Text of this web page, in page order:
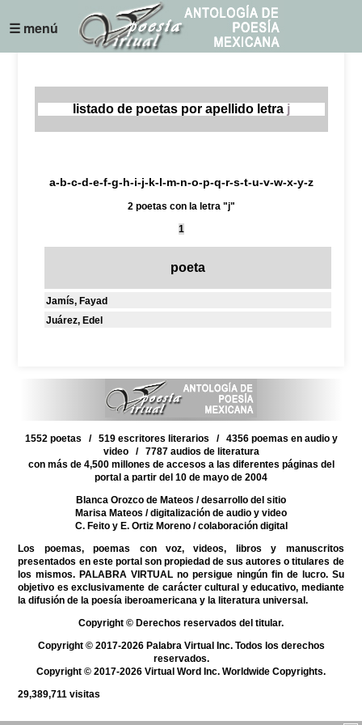
☰ menú
listado de poetas por apellido letra j
a-b-c-d-e-f-g-h-i-j-k-l-m-n-o-p-q-r-s-t-u-v-w-x-y-z
2 poetas con la letra "j"
1
poeta
Jamís, Fayad
Juárez, Edel
1552 poetas / 519 escritores literarios / 4356 poemas en audio y
video / 7787 audios de literatura
con más de 4,500 millones de accesos a las diferentes páginas del
portal a partir del 10 de mayo de 2004
Blanca Orozco de Mateos / desarrollo del sitio
Marisa Mateos / digitalización de audio y video
C. Feito y E. Ortiz Moreno/ colaboración digital
Los poemas, poemas con voz, videos, libros y manuscritos
presentados en este portal son propiedad de sus autores o titulares de
los mismos. PALABRA VIRTUAL no persigue ningún fin de lucro. Su
objetivo es exclusivamente de carácter cultural y educativo, mediante
la difusión de la poesía iberoamericana y la literatura universal.
Copyright © Derechos reservados del titular.
Copyright © 2017-2026 Palabra Virtual Inc. Todos los derechos
reservados.
Copyright © 2017-2026 Virtual Word Inc. Worldwide Copyrights.
29,389,711 visitas